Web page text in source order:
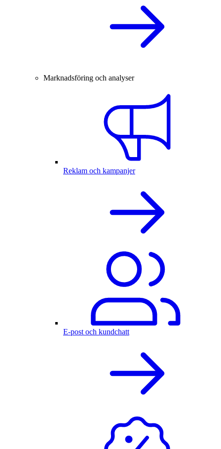
Marknadsföring och analyser
Reklam och kampanjer
E-post och kundchatt